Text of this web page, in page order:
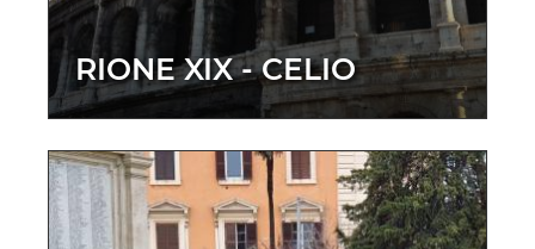
RIONE XIX - CELIO